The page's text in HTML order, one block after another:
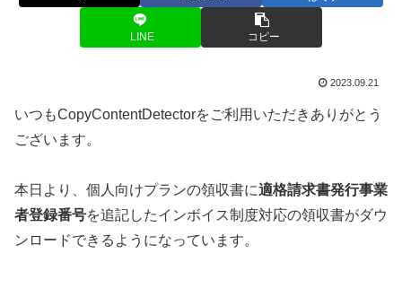
LINE コピー
2023.09.21
いつもCopyContentDetectorをご利用いただきありがとう
ございます。
本日より、個人向けプランの領収書に適格請求書発行事業
者登録番号を追記したインボイス制度対応の領収書がダウ
ンロードできるようになっています。